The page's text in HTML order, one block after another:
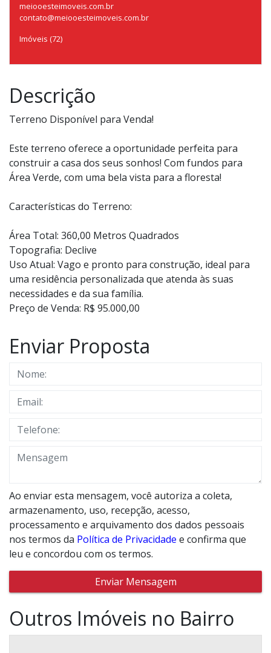
meiooesteimoveis.com.br
contato@meiooesteimoveis.com.br
Imóveis (72)
Descrição
Terreno Disponível para Venda!
Este terreno oferece a oportunidade perfeita para
construir a casa dos seus sonhos! Com fundos para
Área Verde, com uma bela vista para a floresta!
Características do Terreno:
Área Total: 360,00 Metros Quadrados
Topografia: Declive
Uso Atual: Vago e pronto para construção, ideal para
uma residência personalizada que atenda às suas
necessidades e da sua família.
Preço de Venda: R$ 95.000,00
Enviar Proposta
Ao enviar esta mensagem, você autoriza a coleta,
armazenamento, uso, recepção, acesso,
processamento e arquivamento dos dados pessoais
nos termos da Política de Privacidade e confirma que
leu e concordou com os termos.
Enviar Mensagem
Outros Imóveis no Bairro